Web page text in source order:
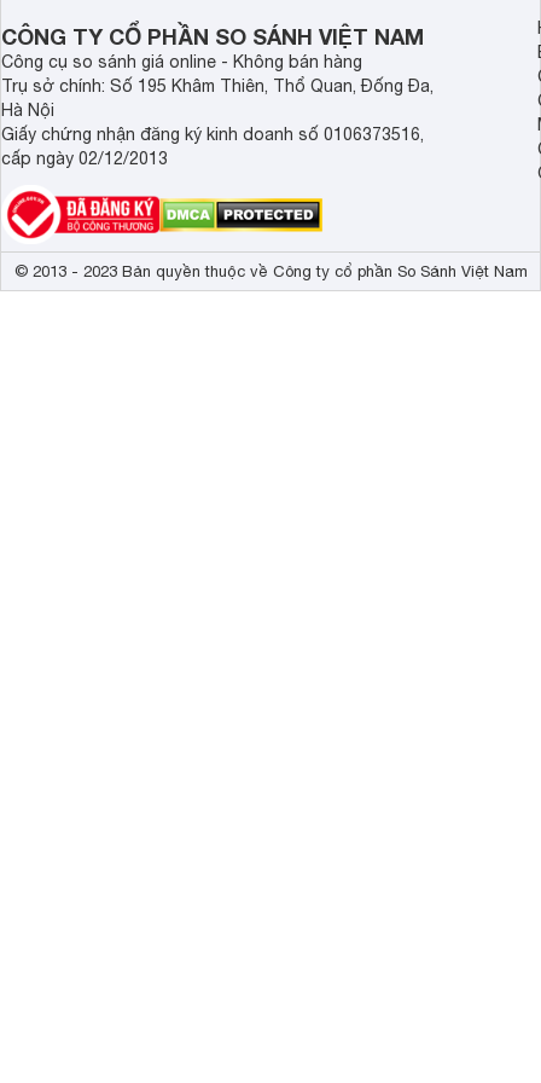
CÔNG TY CỔ PHẦN SO SÁNH VIỆT NAM
Công cụ so sánh giá online - Không bán hàng
Trụ sở chính: Số 195 Khâm Thiên, Thổ Quan, Đống Đa,
Hà Nội
Giấy chứng nhận đăng ký kinh doanh số 0106373516,
cấp ngày 02/12/2013
© 2013 - 2023 Bản quyền thuộc về Công ty cổ phần So Sánh Việt Nam